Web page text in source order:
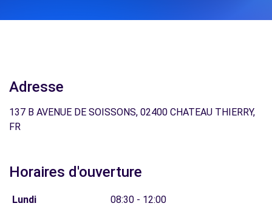
Adresse
137 B AVENUE DE SOISSONS, 02400 CHATEAU THIERRY,
FR
Horaires d'ouverture
Lundi
08:30 - 12:00